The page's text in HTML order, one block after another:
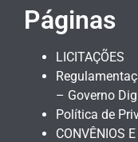
Páginas
LICITAÇÕES
– Governo
Política de
CONVÊNIOS